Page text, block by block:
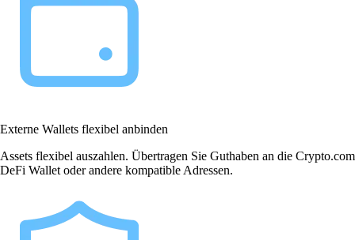
Externe Wallets flexibel anbinden
Assets flexibel auszahlen. Übertragen Sie Guthaben an die Crypto.com
DeFi Wallet oder andere kompatible Adressen.